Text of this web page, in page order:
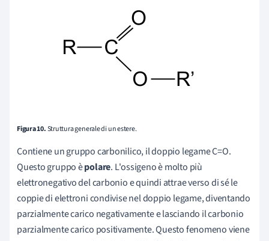
Figura 10.Struttura generale di un estere.
Contiene un gruppo carbonilico, il doppio legame C=O.
Questo gruppo èpolare. L'ossigeno è molto più
elettronegativo del carbonio e quindi attrae verso di sé le
coppie di elettroni condivise nel doppio legame, diventando
parzialmente carico negativamente e lasciando il carbonio
parzialmente carico positivamente. Questo fenomeno viene